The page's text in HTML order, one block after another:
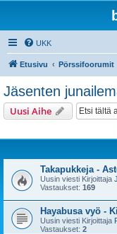
UKK
Etusivu Pörssifoorumit
Jäsenten
Uusi Aihe
Takapukkeja -
Uusin viesti Kirjoittaja
Vastaukset: 169
Hayabusa vyö -
Uusin viesti Kirjoittaja
Vastaukset: 2